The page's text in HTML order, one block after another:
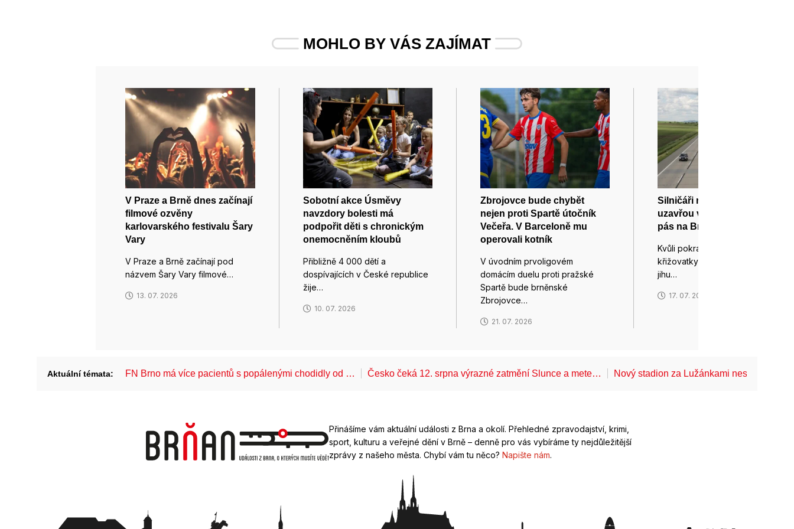
MOHLO BY VÁS ZAJÍMAT
V Praze a Brně dnes začínají
filmové ozvěny
karlovarského festivalu Šary
Vary
V Praze a Brně začínají pod
názvem Šary Vary filmové…
13. 07. 2026
Sobotní akce Úsměvy
navzdory bolesti má
podpořit děti s chronickým
onemocněním kloubů
Přibližně 4 000 dětí a
dospívajících v České republice
žije…
10. 07. 2026
Zbrojovce bude chybět
nejen proti Spartě útočník
Večeřa. V Barceloně mu
operovali kotník
V úvodním prvoligovém
domácím duelu proti pražské
Spartě bude brněnské
Zbrojovce…
21. 07. 2026
Silničáři na dálnici D2 v Brně
uzavřou v pátek večer jízdní
pás na Bratislavu
Kvůli pokračující přestavbě
křižovatky dálnic D1 a D2 na
jihu…
17. 07. 2026
Aktuální témata: FN Brno má více pacientů s popálenými chodidly od … Česko čeká 12. srpna výrazné zatmění Slunce a mete… Nový stadion za Lužánkami nesmí mít dle
Přinášíme vám aktuální události z Brna a okolí. Přehledné zpravodajství, krimi,
sport, kulturu a veřejné dění v Brně – denně pro vás vybíráme ty nejdůležitější
zprávy z našeho města. Chybí vám tu něco? Napište nám.